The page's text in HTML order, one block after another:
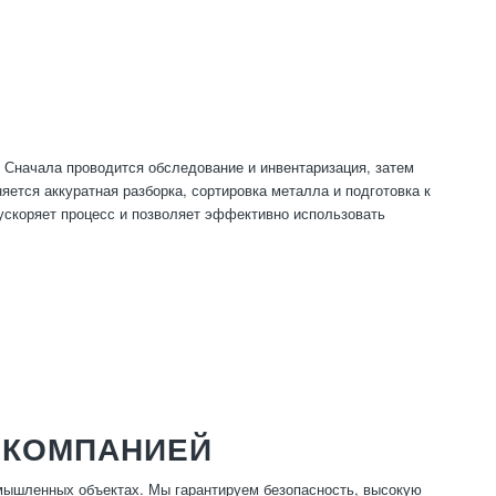
проводится обследование и инвентаризация, затем
аккуратная разборка, сортировка металла и подготовка к
процесс и позволяет эффективно использовать
объектах. Мы гарантируем безопасность, высокую